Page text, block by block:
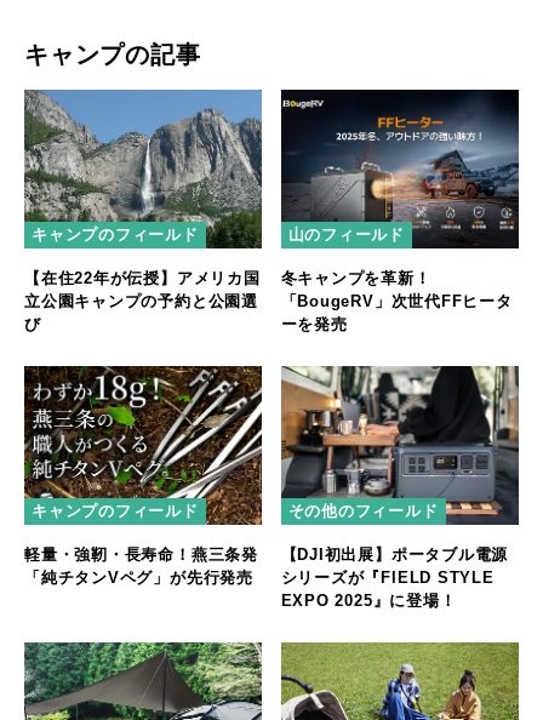
キャンプの記事
キャンプのフィールド
【在住22年が伝授】アメリカ国
立公園キャンプの予約と公園選
び
山のフィールド
冬キャンプを革新！
「BougeRV」次世代FFヒータ
ーを発売
キャンプのフィールド
軽量・強靭・長寿命！燕三条発
「純チタンVペグ」が先行発売
その他のフィールド
【DJI初出展】ポータブル電源
シリーズが『FIELD STYLE
EXPO 2025』に登場！